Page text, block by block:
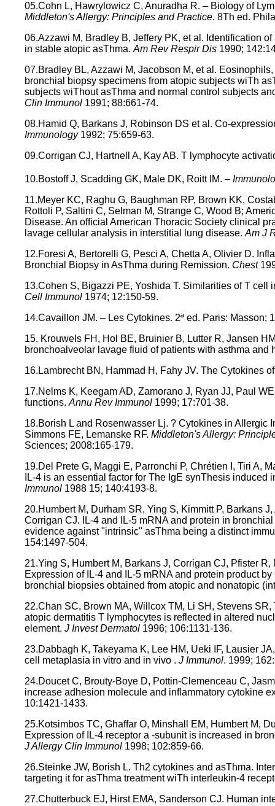
05.Cohn L, Hawrylowicz C, Anuradha R. – Biology of
Middleton's Allergy: Principles and Practice. 8Th ed.
06.Azzawi M, Bradley B, Jeffery PK, et al. Identification
in stable atopic asThma. Am Rev Respir Dis 1990;
07.Bradley BL, Azzawi M, Jacobson M, et al.
bronchial biopsy specimens from atopic subjects wiTh
subjects wiThout asThma and normal control subjects
Clin Immunol 1991; 88:661-74.
08.Hamid Q, Barkans J, Robinson DS et al. Co-
Immunology 1992; 75:659-63.
09.Corrigan CJ, Hartnell A, Kay AB. T lymphocyte
10.Bostoff J, Scadding GK, Male DK, Roitt IM. –
11.Meyer KC, Raghu G, Baughman RP, Brown KK,
Rottoli P, Saltini C, Selman M, Strange C, Wood B;
Disease. An official American Thoracic Society clinical
lavage cellular analysis in interstitial lung disease. Am J
12.Foresi A, Bertorelli G, Pesci A, Chetta A, Olivier D.
Bronchial Biopsy in AsThma during Remission. Chest
13.Cohen S, Bigazzi PE, Yoshida T. Similarities of T
Cell Immunol 1974; 12:150-59.
14.Cavaillon JM. – Les Cytokines. 2ª ed. Paris: Masson;
15. Krouwels FH, Hol BE, Bruinier B, Lutter R, Jansen
bronchoalveolar lavage fluid of patients with asthma and
16.Lambrecht BN, Hammad H, Fahy JV. The Cytokines
17.Nelms K, Keegam AD, Zamorano J, Ryan JJ, Paul
functions. Annu Rev Immunol 1999; 17:701-38.
18.Borish L and Rosenwasser Lj. ? Cytokines in Allergic
Simmons FE, Lemanske RF. Middleton's Allergy:
Sciences; 2008:165-179.
19.Del Prete G, Maggi E, Parronchi P, Chrétien I, Tiri A,
IL-4 is an essential factor for The IgE synThesis
Immunol 1988 15; 140:4193-8.
20.Humbert M, Durham SR, Ying S, Kimmitt P, Barkans
Corrigan CJ. IL-4 and IL-5 mRNA and protein in
evidence against "intrinsic" asThma being a distinct
154:1497-504.
21.Ying S, Humbert M, Barkans J, Corrigan CJ, Pfister
Expression of IL-4 and IL-5 mRNA and protein product
bronchial biopsies obtained from atopic and nonatopic
22.Chan SC, Brown MA, Willcox TM, Li SH, Stevens
atopic dermatitis T lymphocytes is reflected in altered
element. J Invest Dermatol 1996; 106:1131-136.
23.Dabbagh K, Takeyama K, Lee HM, Ueki IF, Lausier
cell metaplasia in vitro and in vivo . J Immunol. 1999;
24.Doucet C, Brouty-Boye D, Pottin-Clemenceau C,
increase adhesion molecule and inflammatory cytokine
10:1421-1433.
25.Kotsimbos TC, Ghaffar O, Minshall EM, Humbert M,
Expression of IL-4 receptor a -subunit is increased in
J Allergy Clin Immunol 1998; 102:859-66.
26.Steinke JW, Borish L. Th2 cytokines and asThma.
targeting it for asThma treatment wiTh interleukin-4
27.Chutterbuck EJ, Hirst EMA, Sanderson CJ. Human